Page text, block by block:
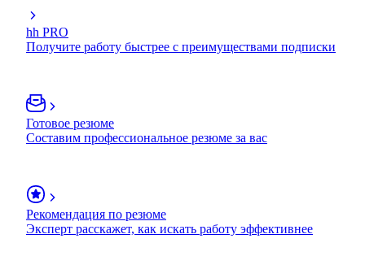
hh PRO
Получите работу быстрее с преимуществами подписки
Готовое резюме
Составим профессиональное резюме за вас
Рекомендация по резюме
Эксперт расскажет, как искать работу эффективнее